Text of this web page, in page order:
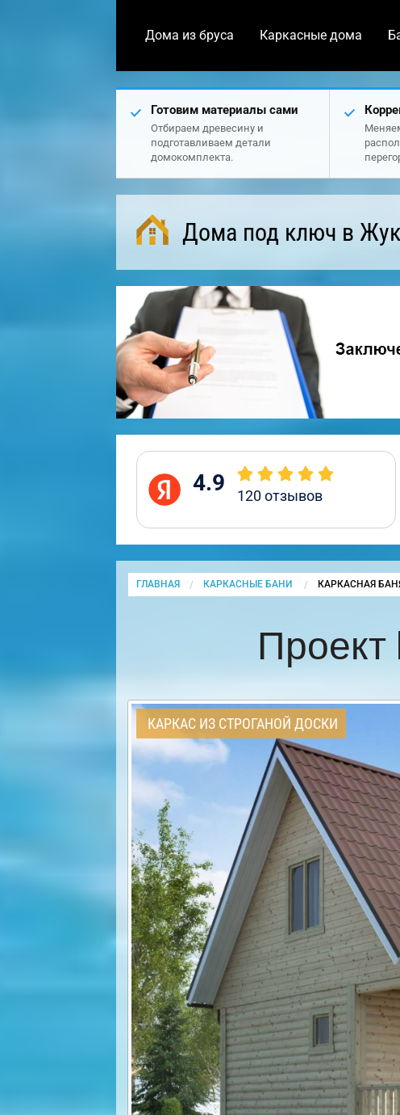
Дома из бруса Каркасные дома
Готовим материалы сами
Отбираем древесину и
подготавливаем детали
домокомплекта.
Дома под ключ в
4.9 120отзывов
ГЛАВНАЯ КАРКАСНЫЕ БАНИ CURRENT:
КАРКАСНАЯ
КАРКАС ИЗ СТРОГАНОЙ ДОСКИ